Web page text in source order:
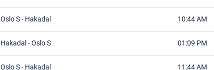
Oslo S- Hakadal 10:44 AM
Hakadal -Oslo S 01:09 PM
Oslo S- Hakadal 11:44 AM